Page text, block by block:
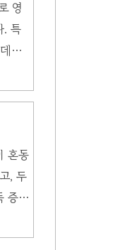
한
영
. 특
요.
요 원
많
에게
으
혼동
, 두
증상
발생